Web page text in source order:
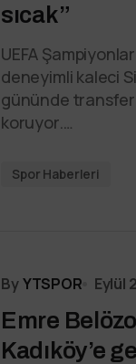
sıcak”
UEFA
deneyimli kaleci
gününde transfer
koruyor.…
Spor Haberleri
ByYTSPOR Eylül
Emre
Kadıköy’e